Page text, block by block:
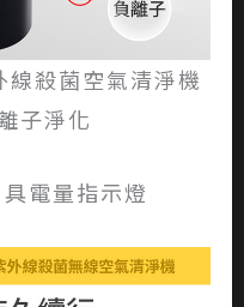
線殺菌空氣清淨機
子淨化
電量指示燈